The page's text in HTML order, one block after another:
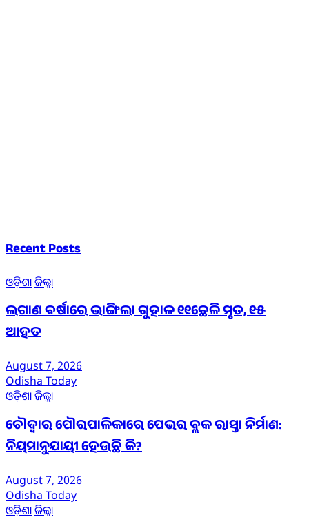
Recent Posts
ଓଡ଼ିଶାଜିଲ୍ଲା
ଲଗାଣ ବର୍ଷାରେ ଭାଙ୍ଗିଲା ଗୁହାଳ ୧୧ଛେଳି ମୃତ, ୧୫
ଆହତ
August 7, 2026
Odisha Today
ଓଡ଼ିଶାଜିଲ୍ଲା
ଚୌଦ୍ୱାର ପୌରପାଳିକାରେ ପେଭର ବ୍ଲକ ରାସ୍ତା ନିର୍ମାଣ:
ନିୟମାନୁଯାୟୀ ହେଉଛି କି?
August 7, 2026
Odisha Today
ଓଡ଼ିଶାଜିଲ୍ଲା